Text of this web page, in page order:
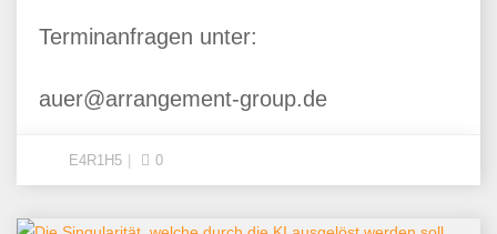
Terminanfragen unter:
auer@arrangement-group.de
E4R1H5 0